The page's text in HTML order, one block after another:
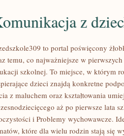
z
to portal poświęcony
temu, co najważniejsze w
szkolnej. To miejsce, w którym
dzieci znajdą konkretne
z maluchem oraz kształtowania
aż po pierwsze lata
i Problemy wychowawcze.
które dla wielu rodzin stają się